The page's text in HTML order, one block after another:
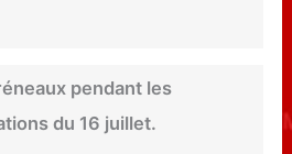
pendant les
du 16 juillet.